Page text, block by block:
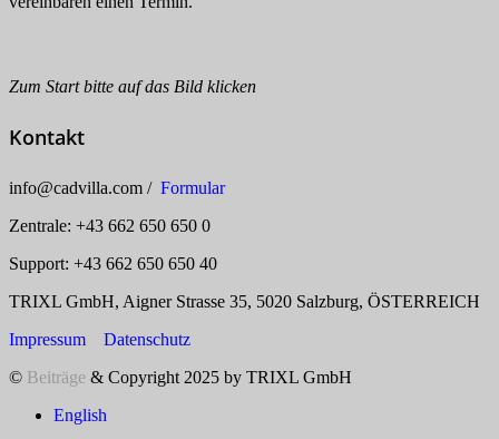
Zum Start bitte auf das Bild klicken
Kontakt
info@cadvilla.com / Formular
Zentrale: +43 662 650 650 0
Support: +43 662 650 650 40
TRIXL GmbH, Aigner Strasse 35, 5020 Salzburg, ÖSTERREICH
Impressum
Datenschutz
© Beiträge & Copyright 2025 by TRIXL GmbH
English